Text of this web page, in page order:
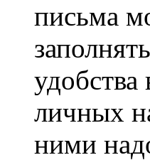
письма
личных
ними